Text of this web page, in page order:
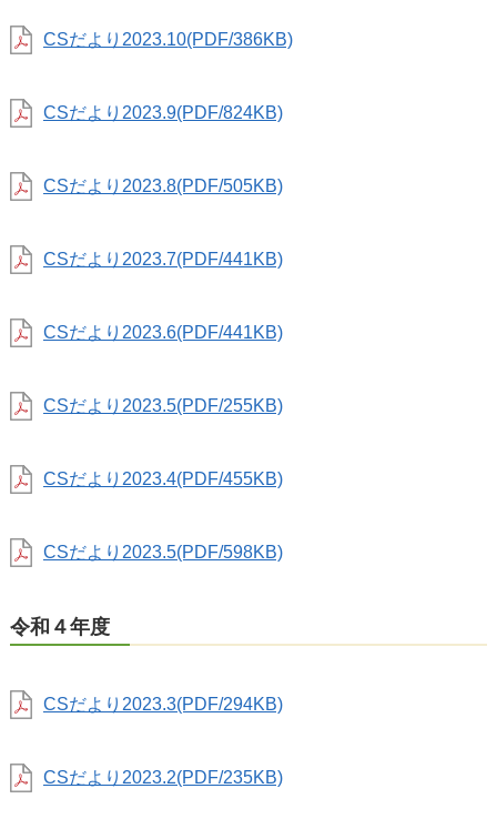
CSだより2023.10(PDF/386KB)
CSだより2023.9(PDF/824KB)
CSだより2023.8(PDF/505KB)
CSだより2023.7(PDF/441KB)
CSだより2023.6(PDF/441KB)
CSだより2023.5(PDF/255KB)
CSだより2023.4(PDF/455KB)
CSだより2023.5(PDF/598KB)
令和４年度
CSだより2023.3(PDF/294KB)
CSだより2023.2(PDF/235KB)